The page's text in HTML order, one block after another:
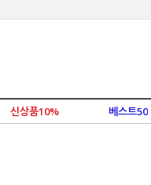
신상품10% 베스트50